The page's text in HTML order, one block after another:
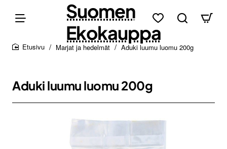
Suomen
Ekokauppa
Marjat ja hedelmät Aduki luumu luomu 200g
Aduki luumu luomu 200g